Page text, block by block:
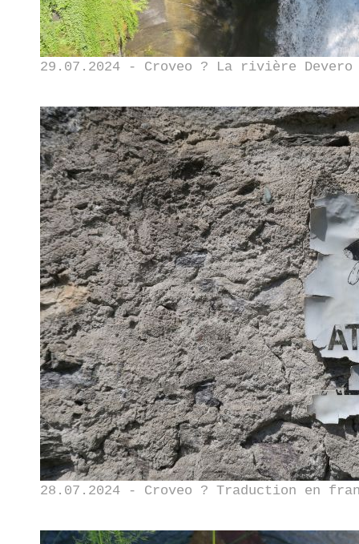
29.07.2024 - Croveo ? La rivière Devero
28.07.2024 - Croveo ? Traduction en